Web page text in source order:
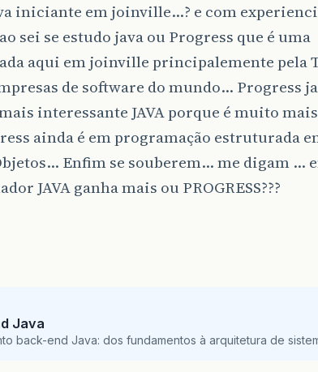
iniciante em joinville…? e com experiencia
sei se estudo java ou Progress que é uma
aqui em joinville principalemente pela
de software do mundo… Progress
interessante JAVA porque é muito
ainda é em programação estruturada
Enfim se souberem… me digam …
JAVA ganha mais ou PROGRESS???
Java
back-end Java: dos fundamentos à arquitetura de